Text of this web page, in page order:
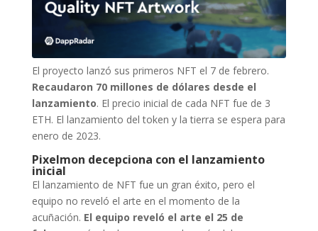
El proyecto lanzó sus primeros NFT el 7 de febrero.
Recaudaron 70 millones de dólares desde el
lanzamiento. El precio inicial de cada NFT fue de 3
ETH. El lanzamiento del token y la tierra se espera para
enero de 2023.
Pixelmon decepciona con el lanzamiento
inicial
El lanzamiento de NFT fue un gran éxito, pero el
equipo no reveló el arte en el momento de la
acuñación. El equipo reveló el arte el 25 de